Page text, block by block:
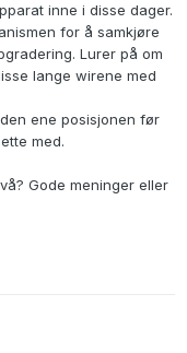
inne i disse dager.
for å samkjøre
Lurer på om
lange wirene med
ene posisjonen før
med.
Gode meninger eller